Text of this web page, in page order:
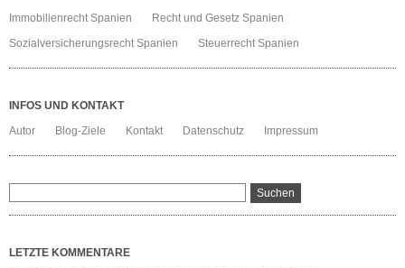
Immobilienrecht Spanien
Recht und Gesetz Spanien
Sozialversicherungsrecht Spanien
Steuerrecht Spanien
INFOS UND KONTAKT
Autor
Blog-Ziele Kontakt Datenschutz Impressum
LETZTE KOMMENTARE